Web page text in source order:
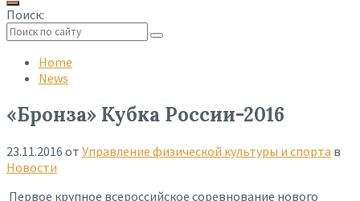
Поиск:
search
Home
News
«Бронза» Кубка России-2016
23.11.2016 от Управление физической культуры и спорта в
Новости
Первое крупное всероссийское соревнование нового